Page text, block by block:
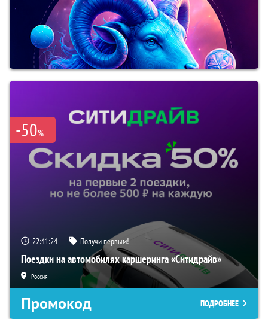
-50%
22:41:23 Получи первым!
Поездки на автомобилях каршеринга «Ситидрайв»
Россия
Промокод ПОДРОБНЕЕ